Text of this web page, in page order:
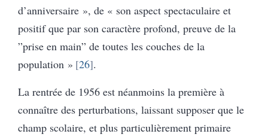
d’anniversaire », de « son aspect spectaculaire et
positif que par son caractère profond, preuve de la
”prise en main” de toutes les couches de la
population » 26 .
La rentrée de 1956 est néanmoins la première à
connaître des perturbations, laissant supposer que le
champ scolaire, et plus particulièrement primaire